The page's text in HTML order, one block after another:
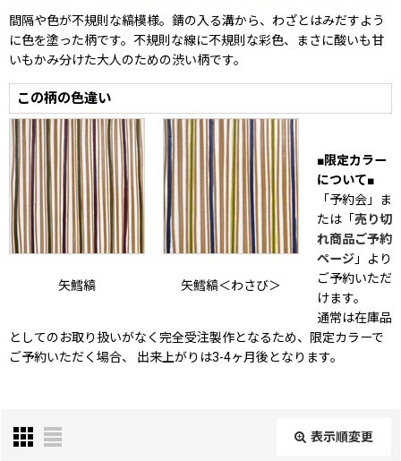
間隔や色が不規則な縞模様。錆の入る溝から、わざとはみだすよう
に色を塗った柄です。不規則な線に不規則な彩色、まさに酸いも甘
いもかみ分けた大人のための渋い柄です。
この柄の色違い
矢鱈縞 矢鱈縞＜わさび＞
■限定カラー
について■
「予約会」ま
たは「売り切
れ商品ご予約
ページ 」より
ご予約いただ
けます。
通常は在庫品
としてのお取り扱いがなく完全受注製作となるため、限定カラーで
ご予約いただく場合、 出来上がりは3-4ヶ月後となります。
表示順変更